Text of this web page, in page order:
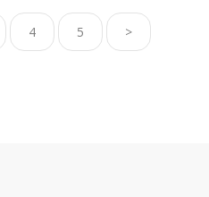
4 5 >